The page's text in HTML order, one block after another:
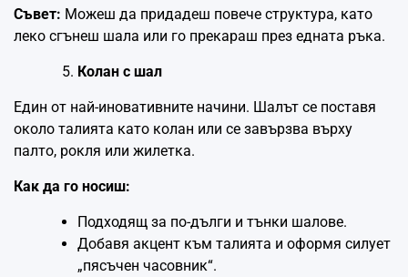
Съвет: Можеш да придадеш повече структура, като
леко сгънеш шала или го прекараш през едната ръка.
Колан с шал
Един от най-иновативните начини. Шалът се поставя
около талията като колан или се завързва върху
палто, рокля или жилетка.
Как да го носиш:
Подходящ за по-дълги и тънки шалове.
Добавя акцент към талията и оформя силует
„пясъчен часовник“.